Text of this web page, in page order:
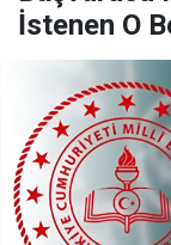
İstenen O